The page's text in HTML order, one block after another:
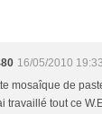
16/05/2010 19:33
mosaîque de
travaillé tout ce